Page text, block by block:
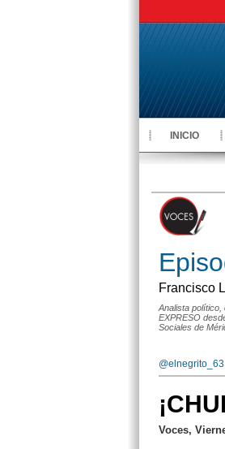
INICIO
Francisco
Analista político,
EXPRESO
Sociales de
@elnegrito_63
Voces,